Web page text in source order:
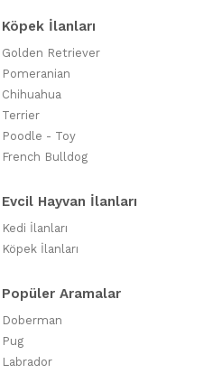
Köpek İlanları
Golden Retriever
Pomeranian
Chihuahua
Terrier
Poodle - Toy
French Bulldog
Evcil Hayvan İlanları
Kedi İlanları
Köpek İlanları
Popüler Aramalar
Doberman
Pug
Labrador